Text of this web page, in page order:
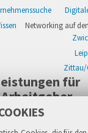
Networking auf
für
Arbeitgeber
Kostenloses
Wissen
Live-Recruiting